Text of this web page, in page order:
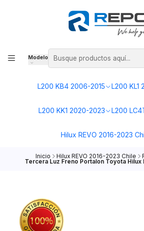
Modelo
L200 KB4 2006-2015 L200 KL1
L200 KK1 2020-2023 L200
Hilux REVO 2016-2023
Inicio Hilux REVO 2016-2023 Chile
Tercera Luz Freno Portalon Toyota Hilux